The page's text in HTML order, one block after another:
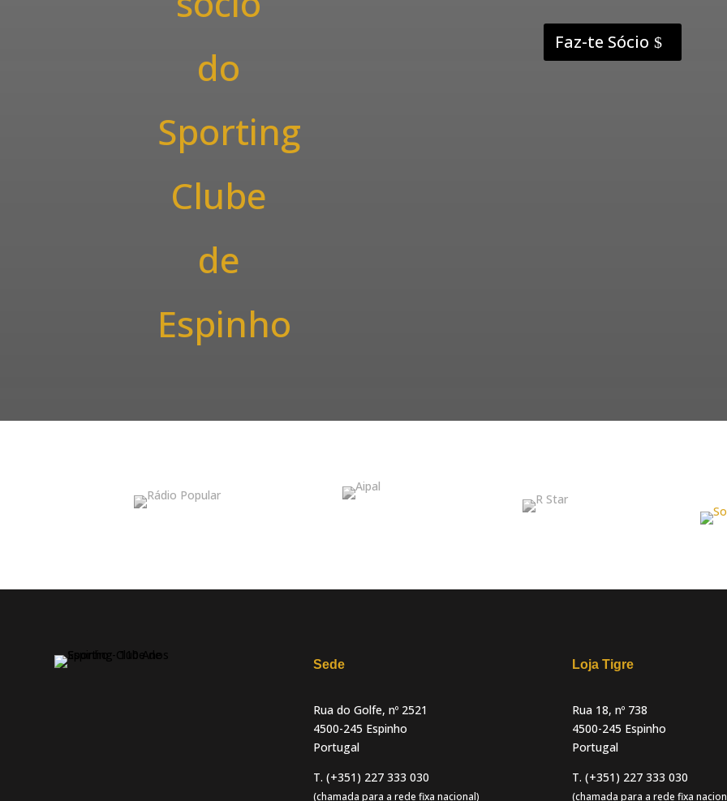
Faz-te Sócio
Sede
Rua do Golfe, nº 2521
4500-245 Espinho
Portugal
T. (+351) 227 333 030
(chamada para a rede fixa nacional)
Loja Tigre
Rua 18, nº 738
4500-245 Espinho
Portugal
T. (+351) 227 333 030
(chamada para a rede fixa